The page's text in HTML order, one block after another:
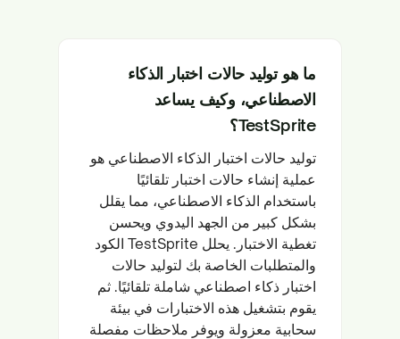
ما هو توليد حالات اختبار الذكاء
الاصطناعي، وكيف يساعد
TestSprite؟
توليد حالات اختبار الذكاء الاصطناعي هو
عملية إنشاء حالات اختبار تلقائيًا
باستخدام الذكاء الاصطناعي، مما يقلل
بشكل كبير من الجهد اليدوي ويحسن
تغطية الاختبار. يحلل TestSprite الكود
والمتطلبات الخاصة بك لتوليد حالات
اختبار ذكاء اصطناعي شاملة تلقائيًا. ثم
يقوم بتشغيل هذه الاختبارات في بيئة
سحابية معزولة ويوفر ملاحظات مفصلة